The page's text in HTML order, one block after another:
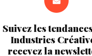
Suivez les
Industries
recevez la